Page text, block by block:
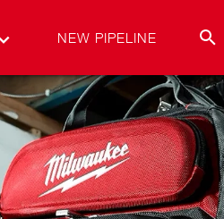
NEW PIPELINE